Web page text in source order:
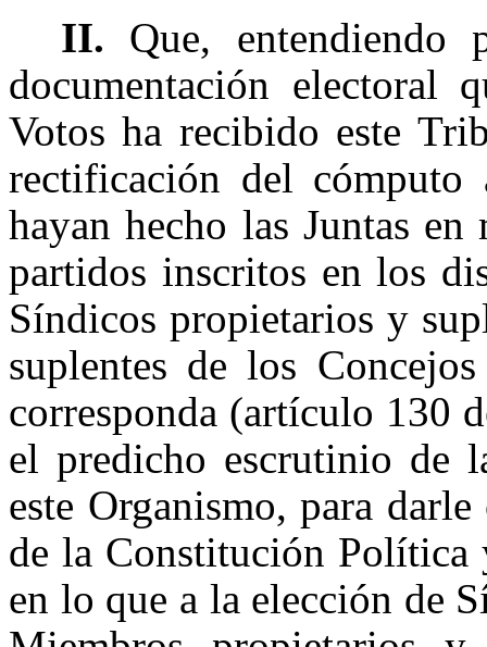
II. Que,
documentación electoral
Votos ha recibido este
rectificación del
hayan hecho las Juntas
partidos inscritos en los
Síndicos propietarios y
suplentes de los
corresponda (artículo 130
el predicho escrutinio de
este Organismo, para
de la Constitución
en lo que a la elección de